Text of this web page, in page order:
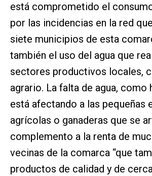
está comprometido el
por las incidencias en la red
siete municipios de esta
también el uso del agua que
sectores productivos locales,
agrario. La falta de agua, como
está afectando a las pequeñas
agrícolas o ganaderas que se
complemento a la renta de
vecinas de la comarca “que
productos de calidad y de